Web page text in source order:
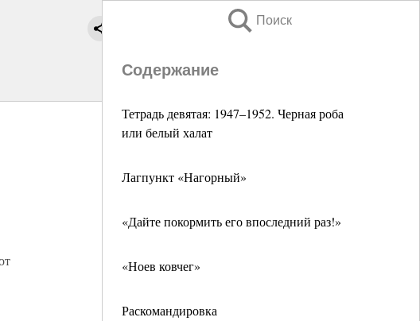
Поиск
Содержание
Тетрадь девятая: 1947–1952. Черная роба
или белый халат
Лагпункт «Нагорный»
«Дайте покормить его впоследний раз!»
«Ноев ковчег»
Раскомандировка